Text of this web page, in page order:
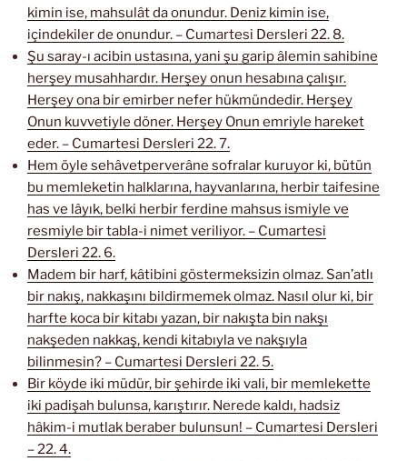
kimin ise, mahsulât da onundur. Deniz kimin ise,
içindekiler de onundur. – Cumartesi Dersleri 22. 8.
Şu saray-ı acibin ustasına, yani şu garip âlemin sahibine
herşey musahhardır. Herşey onun hesabına çalışır.
Herşey ona bir emirber nefer hükmündedir. Herşey
Onun kuvvetiyle döner. Herşey Onun emriyle hareket
eder. – Cumartesi Dersleri 22. 7.
Hem öyle sehâvetperverâne sofralar kuruyor ki, bütün
bu memleketin halklarına, hayvanlarına, herbir taifesine
has ve lâyık, belki herbir ferdine mahsus ismiyle ve
resmiyle bir tabla-i nimet veriliyor. – Cumartesi
Dersleri 22. 6.
Madem bir harf, kâtibini göstermeksizin olmaz. San’atlı
bir nakış, nakkaşını bildirmemek olmaz. Nasıl olur ki, bir
harfte koca bir kitabı yazan, bir nakışta bin nakşı
nakşeden nakkaş, kendi kitabıyla ve nakşıyla
bilinmesin? – Cumartesi Dersleri 22. 5.
Bir köyde iki müdür, bir şehirde iki vali, bir memlekette
iki padişah bulunsa, karıştırır. Nerede kaldı, hadsiz
hâkim-i mutlak beraber bulunsun! – Cumartesi Dersleri
– 22. 4.